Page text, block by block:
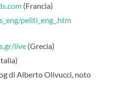
(Francia)
peliti_eng_.htm
live (Grecia)
di Alberto Olivucci, noto